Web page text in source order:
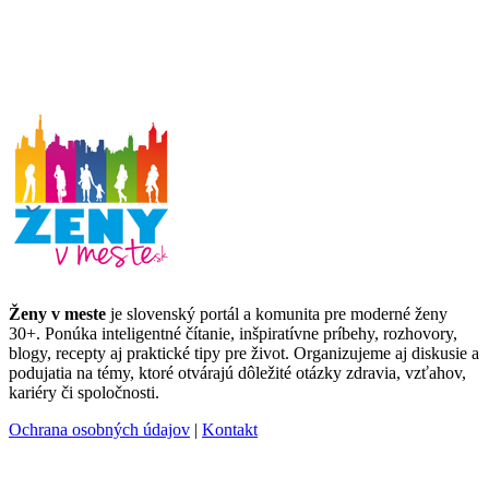
Ženy v meste je slovenský portál a komunita pre moderné ženy
30+. Ponúka inteligentné čítanie, inšpiratívne príbehy, rozhovory,
blogy, recepty aj praktické tipy pre život. Organizujeme aj diskusie a
podujatia na témy, ktoré otvárajú dôležité otázky zdravia, vzťahov,
kariéry či spoločnosti.
Ochrana osobných údajov | Kontakt